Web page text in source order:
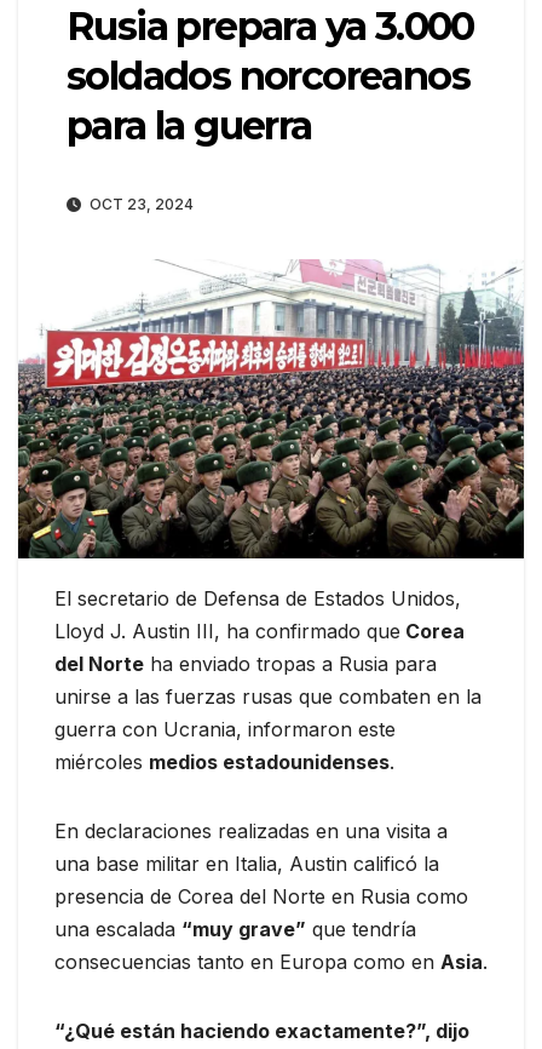
Rusia prepara ya 3.000
soldados norcoreanos
para la guerra
OCT 23, 2024
El secretario de Defensa de Estados Unidos,
Lloyd J. Austin III, ha confirmado que Corea
del Norte ha enviado tropas a Rusia para
unirse a las fuerzas rusas que combaten en la
guerra con Ucrania, informaron este
miércoles medios estadounidenses.
En declaraciones realizadas en una visita a
una base militar en Italia, Austin calificó la
presencia de Corea del Norte en Rusia como
una escalada “muy grave” que tendría
consecuencias tanto en Europa como en Asia.
“¿Qué están haciendo exactamente?”, dijo